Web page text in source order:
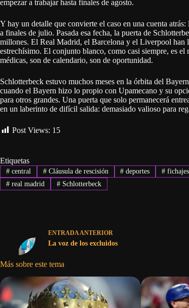
empezar a trabajar hasta finales de agosto.
Y hay un detalle que convierte el caso en una cuenta
a finales de julio. Pasada esa fecha, la puerta de
millones. El Real Madrid, el Barcelona y el Liverpool han
estrechísimo. El conjunto blanco, como casi siempre, es
médicas, son de calendario, son de oportunidad.
Schlotterbeck estuvo muchos meses en la órbita del
cuando el Bayern hizo lo propio con Upamecano y su
para otros grandes. Una puerta que solo permanecerá
en un laberinto de difícil salida: demasiado valioso para
Post Views: 15
Etiquetas
#central #Cláusula de rescisión # deportes # fichajes
#real madrid #Schlotterbeck
ENTRADAANTERIOR
La voz de los excluidos
Más sobre este tema